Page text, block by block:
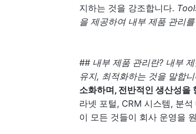
지하는 것을 강조합니다.
을 제공하여 내부 제품 관리
## 내부 제품 관리란? 내부
유지, 최적화하는 것을 말합
소화하며, 전반적인 생산성을
라넷 포털, CRM 시스템, 분
이 모든 것들이 회사 운영을